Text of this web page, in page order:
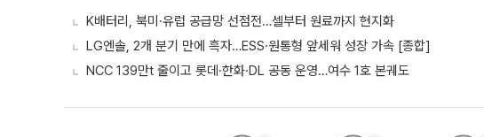
K배터리, 북미·유럽 공급망 선점전…셀부터 원료까지 현지화
LG엔솔, 2개 분기 만에 흑자…ESS·원통형 앞세워 성장 가속 [종합]
NCC 139만t 줄이고 롯데·한화·DL 공동 운영…여수 1호 본궤도